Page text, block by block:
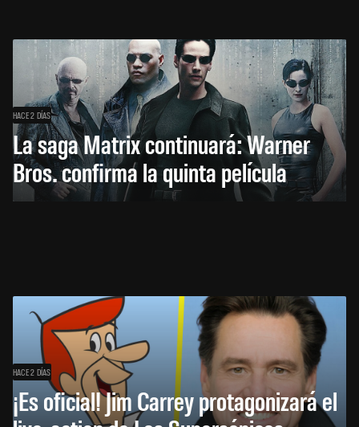
HACE 2 DÍAS
La saga Matrix continuará: Warner
Bros. confirma la quinta película
HACE 2 DÍAS
¡Es oficial! Jim Carrey protagonizará el